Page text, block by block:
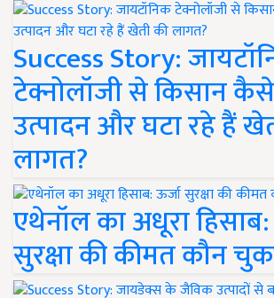
Success Story:
टेक्नोलॉजी से किसान
उत्पादन और घटा रहे हैं
लागत?
एथेनॉल का अधूरा
सुरक्षा की कीमत कौन